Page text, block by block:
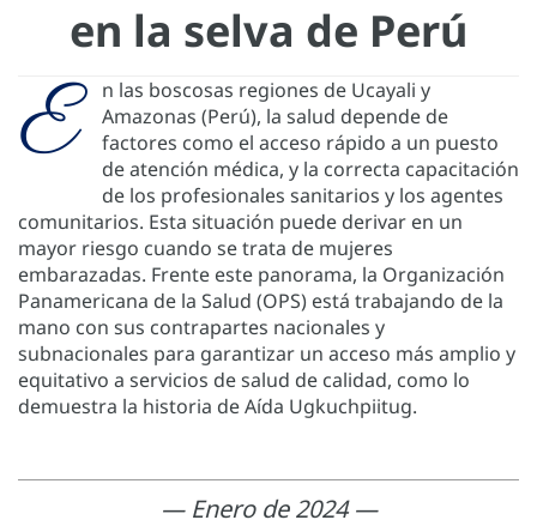
en la selva de Perú
E
n las boscosas regiones de Ucayali y
Amazonas (Perú), la salud depende de
factores como el acceso rápido a un puesto
de atención médica, y la correcta capacitación
de los profesionales sanitarios y los agentes
comunitarios. Esta situación puede derivar en un
mayor riesgo cuando se trata de mujeres
embarazadas. Frente este panorama, la Organización
Panamericana de la Salud (OPS) está trabajando de la
mano con sus contrapartes nacionales y
subnacionales para garantizar un acceso más amplio y
equitativo a servicios de salud de calidad, como lo
demuestra la historia de Aída Ugkuchpiitug.
— Enero de 2024 —